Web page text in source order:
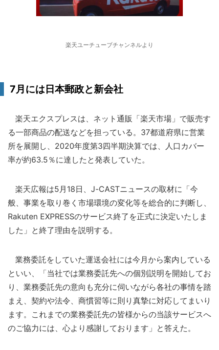
楽天ユーチューブチャンネルより
7月には日本郵政と新会社
楽天エクスプレスは、ネット通販「楽天市場」で販売す
る一部商品の配送などを担っている。37都道府県に営業
所を展開し、2020年度第3四半期決算では、人口カバー
率が約63.5％に達したと発表していた。
楽天広報は5月18日、J-CASTニュースの取材に「今
般、事業を取り巻く市場環境の変化等を総合的に判断し、
Rakuten EXPRESSのサービス終了を正式に決定いたしま
した」と終了理由を説明する。
業務委託をしていた運送会社には今月から案内している
といい、「当社では業務委託先への個別説明を開始してお
り、業務委託先の意向も充分に伺いながら各社の事情を踏
まえ、契約や法令、商慣習等に則り真摯に対応してまいり
ます。これまでの業務委託先の皆様からの当該サービスへ
のご協力には、心より感謝しております」と答えた。